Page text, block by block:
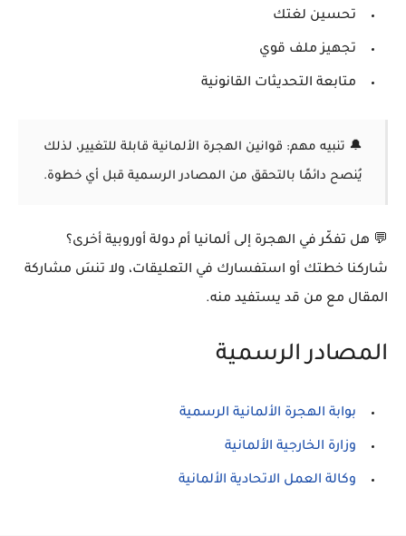
تحسين لغتك
تجهيز ملف قوي
متابعة التحديثات القانونية
🔔 تنبيه مهم: قوانين الهجرة الألمانية قابلة للتغيير، لذلك
يُنصح دائمًا بالتحقق من المصادر الرسمية قبل أي خطوة.
💬 هل تفكّر في الهجرة إلى ألمانيا أم دولة أوروبية أخرى؟
شاركنا خطتك أو استفسارك في التعليقات، ولا تنسَ مشاركة
المقال مع من قد يستفيد منه.
المصادر الرسمية
بوابة الهجرة الألمانية الرسمية
وزارة الخارجية الألمانية
وكالة العمل الاتحادية الألمانية